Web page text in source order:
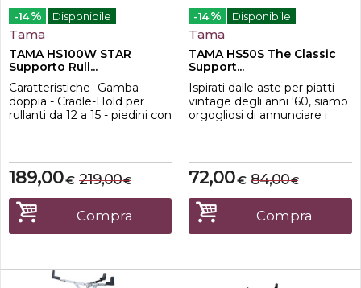
-14 % Disponibile
Tama
TAMA HS100W STAR
Supporto Rull...
Caratteristiche- Gamba
doppia - Cradle-Hold per
rullanti da 12 a 15 - piedini con
€
189,00 €
219,00
Compra
-14 % Disponibile
Tama
TAMA HS50S The Classic
Support...
Ispirati dalle aste per piatti
vintage degli anni '60, siamo
orgogliosi di annunciare i
non sono semplicemente un
rimaneggiamento di vecchi
design, ma una bella miscela
di stile vintage con la forza, la
regolazione e l'a...
€
72,00 €
84,00
Compra